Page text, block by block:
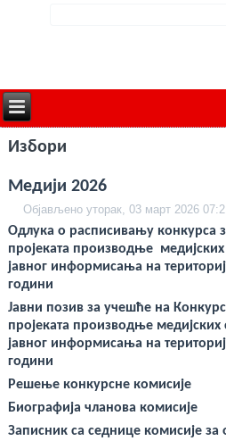
bonusu
deneme
deneme
bonusu
veren
siteler
2024
deneme
bonusu
veren
bahis
siteleri
bonus
veren
siteleri
deneme
bonusu
veren
Избори
Медији 2026
Објављено уторак, 03 март 2026
Одлука о расписивању конкурса
пројеката производње
јавног информисања на
години
Јавни позив за учешће на
пројеката производње медијских
јавног информисања на
години
Решење конкурсне комисије
Биографија чланова комисије
Записник са седнице комисије за